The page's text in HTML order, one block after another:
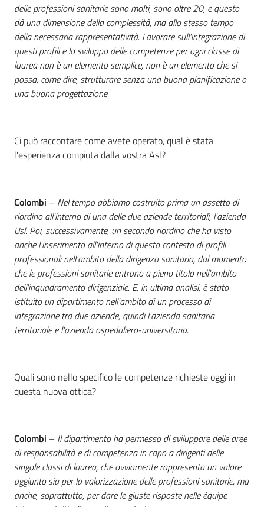
delle professioni sanitarie sono molti, sono oltre 20, e questo
dà una dimensione della complessità, ma allo stesso tempo
della necessaria rappresentatività. Lavorare sull'integrazione di
questi profili e lo sviluppo delle competenze per ogni classe di
laurea non è un elemento semplice, non è un elemento che si
possa, come dire, strutturare senza una buona pianificazione o
una buona progettazione.
Ci può raccontare come avete operato, qual è stata
l'esperienza compiuta dalla vostra Asl?
Colombi – Nel tempo abbiamo costruito prima un assetto di
riordino all'interno di una delle due aziende territoriali, l'azienda
Usl. Poi, successivamente, un secondo riordino che ha visto
anche l'inserimento all'interno di questo contesto di profili
professionali nell'ambito della dirigenza sanitaria, dal momento
che le professioni sanitarie entrano a pieno titolo nell'ambito
dell'inquadramento dirigenziale. E, in ultima analisi, è stato
istituito un dipartimento nell'ambito di un processo di
integrazione tra due aziende, quindi l'azienda sanitaria
territoriale e l'azienda ospedaliero-universitaria.
Quali sono nello specifico le competenze richieste oggi in
questa nuova ottica?
Colombi – Il dipartimento ha permesso di sviluppare delle aree
di responsabilità e di competenza in capo a dirigenti delle
singole classi di laurea, che ovviamente rappresenta un valore
aggiunto sia per la valorizzazione delle professioni sanitarie, ma
anche, soprattutto, per dare le giuste risposte nelle équipe